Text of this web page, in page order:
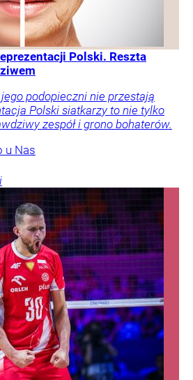
Polski. Reszta
podopieczni nie przestają
Polski siatkarzy to nie tylko
zespół i grono bohaterów.
u Nas